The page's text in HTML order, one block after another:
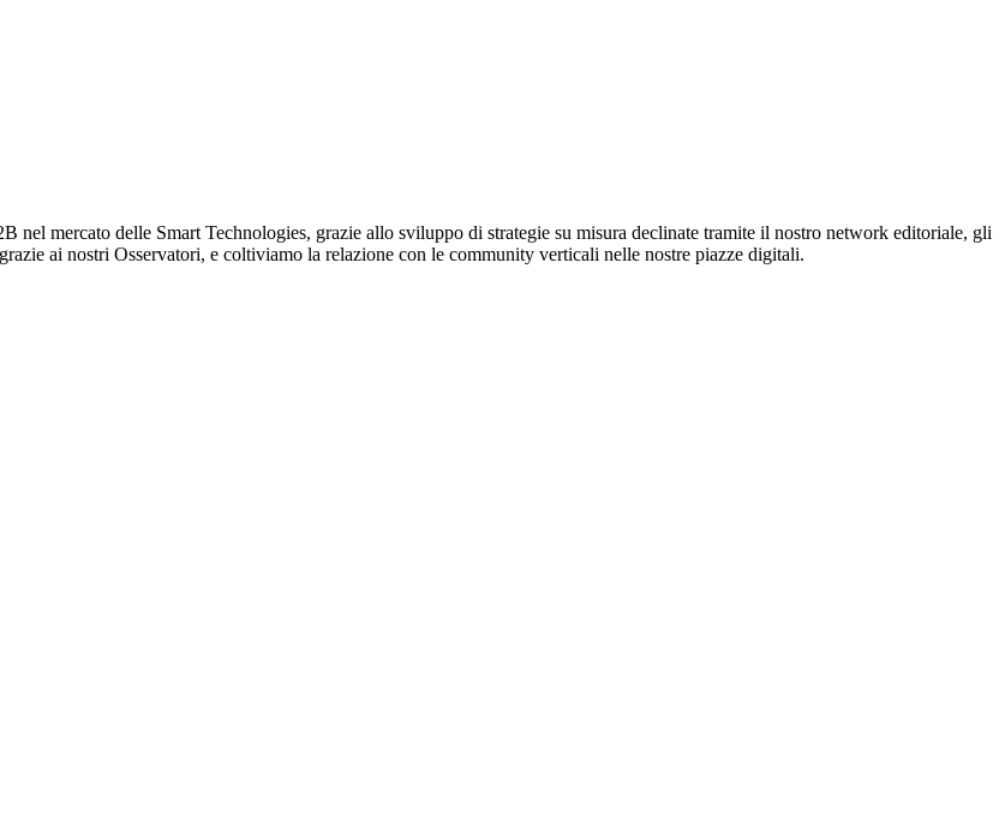
nel mercato delle Smart Technologies, grazie allo sviluppo di strategie su misura declinate tramite il nostro network editoriale, gli
ai nostri Osservatori, e coltiviamo la relazione con le community verticali nelle nostre piazze digitali.